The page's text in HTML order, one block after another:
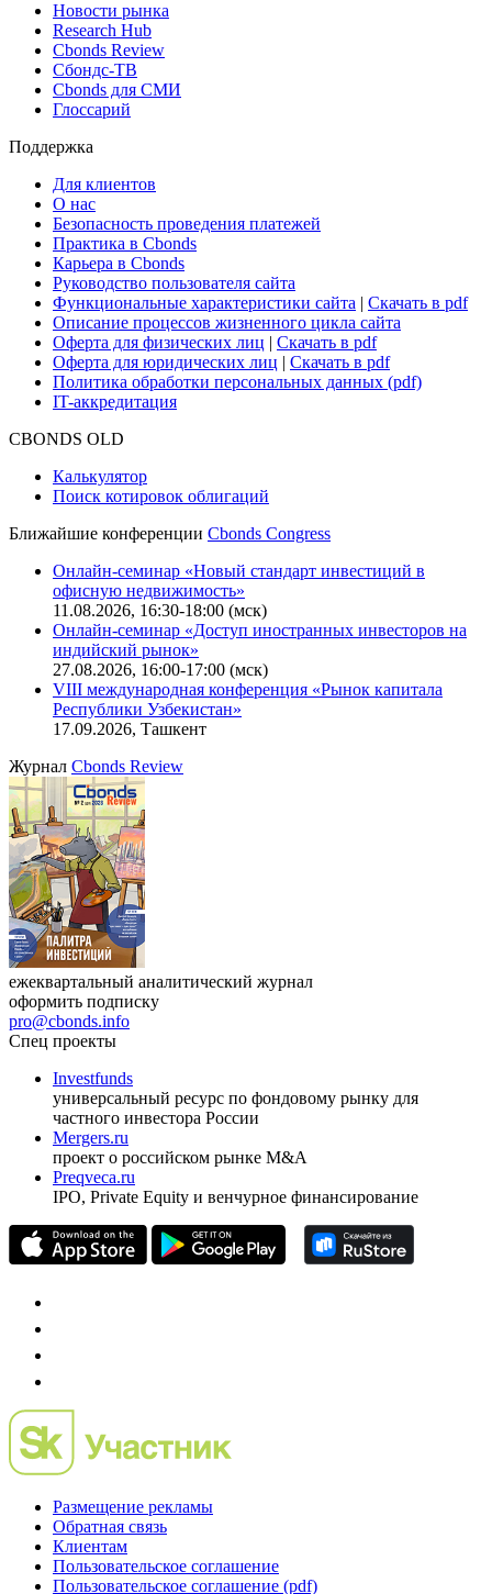
Новости рынка
Research Hub
Cbonds Review
Сбондс-ТВ
Cbonds для СМИ
Глоссарий
Поддержка
Для клиентов
О нас
Безопасность проведения платежей
Практика в Cbonds
Карьера в Cbonds
Руководство пользователя сайта
Функциональные характеристики сайта | Скачать в pdf
Описание процессов жизненного цикла сайта
Оферта для физических лиц | Скачать в pdf
Оферта для юридических лиц | Скачать в pdf
Политика обработки персональных данных (pdf)
IT-аккредитация
CBONDS OLD
Калькулятор
Поиск котировок облигаций
Ближайшие конференции Cbonds Congress
Онлайн-семинар «Новый стандарт инвестиций в
офисную недвижимость»
11.08.2026, 16:30-18:00 (мск)
Онлайн-семинар «Доступ иностранных инвесторов на
индийский рынок»
27.08.2026, 16:00-17:00 (мск)
VIII международная конференция «Рынок капитала
Республики Узбекистан»
17.09.2026, Ташкент
Журнал Cbonds Review
ежеквартальный аналитический журнал
оформить подписку
pro@cbonds.info
Спец проекты
Investfunds
универсальный ресурс по фондовому рынку для
частного инвестора России
Mergers.ru
проект о российском рынке M&A
Preqveca.ru
IPO, Private Equity и венчурное финансирование
Размещение рекламы
Обратная связь
Клиентам
Пользовательское соглашение
Пользовательское соглашение (pdf)